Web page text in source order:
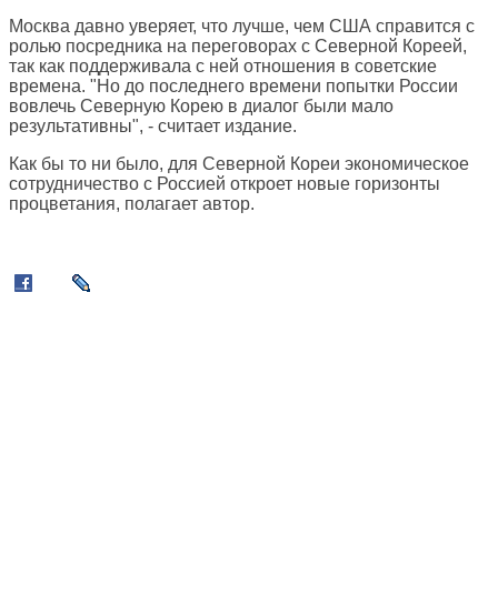
Москва давно уверяет, что лучше, чем США справится с
ролью посредника на переговорах с Северной Кореей,
так как поддерживала с ней отношения в советские
времена. "Но до последнего времени попытки России
вовлечь Северную Корею в диалог были мало
результативны", - считает издание.
Как бы то ни было, для Северной Кореи экономическое
сотрудничество с Россией откроет новые горизонты
процветания, полагает автор.